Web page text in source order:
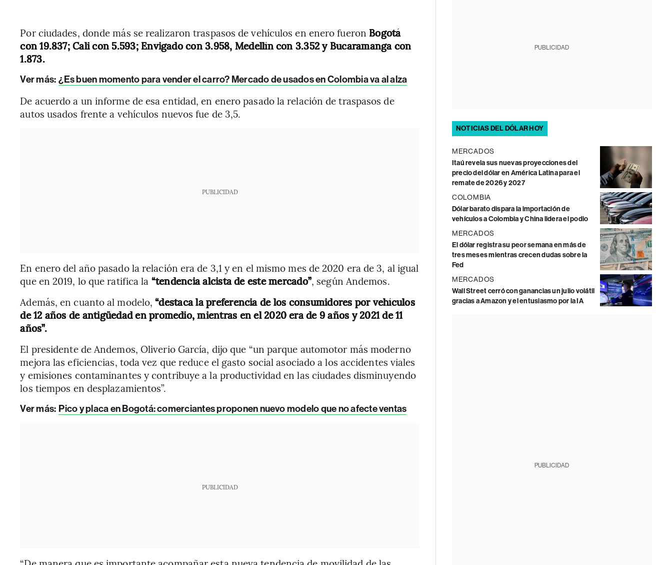
Por ciudades, donde más se realizaron traspasos de vehículos en enero fueron Bogotá
con 19.837; Cali con 5.593; Envigado con 3.958, Medellín con 3.352 y Bucaramanga con
1.873.
Ver más: ¿Es buen momento para vender el carro? Mercado de usados en Colombia va al alza
De acuerdo a un informe de esa entidad, en enero pasado la relación de traspasos de
autos usados frente a vehículos nuevos fue de 3,5.
PUBLICIDAD
En enero del año pasado la relación era de 3,1 y en el mismo mes de 2020 era de 3, al igual
que en 2019, lo que ratifica la “tendencia alcista de este mercado”, según Andemos.
Además, en cuanto al modelo,“destaca la preferencia de los consumidores por vehículos
de 12 años de antigüedad en promedio, mientras en el 2020 era de 9 años y 2021 de 11
años”.
El presidente de Andemos, Oliverio García, dijo que “un parque automotor más moderno
mejora las eficiencias, toda vez que reduce el gasto social asociado a los accidentes viales
y emisiones contaminantes y contribuye a la productividad en las ciudades disminuyendo
los tiempos en desplazamientos”.
Ver más: Pico y placa en Bogotá: comerciantes proponen nuevo modelo que no afecte ventas
PUBLICIDAD
PUBLICIDAD
NOTICIAS DEL DÓLAR HOY
MERCADOS
Itaú revela sus nuevas proyecciones del
precio del dólar en América Latina para el
remate de 2026 y 2027
COLOMBIA
Dólar barato dispara la importación de
vehículos a Colombia y China lidera el podio
MERCADOS
El dólar registra su peor semana en más de
tres meses mientras crecen dudas sobre la
Fed
MERCADOS
Wall Street cerró con ganancias un julio volátil
gracias a Amazon y el entusiasmo por la IA
PUBLICIDAD